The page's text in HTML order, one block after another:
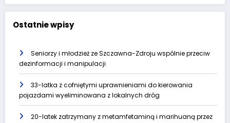
Ostatnie wpisy
Seniorzy i młodzież ze Szczawna-Zdroju wspólnie przeciw
dezinformacji i manipulacji
33-latka z cofniętymi uprawnieniami do kierowania
pojazdami wyeliminowana z lokalnych dróg
20-latek zatrzymany z metamfetaminą i marihuaną przez